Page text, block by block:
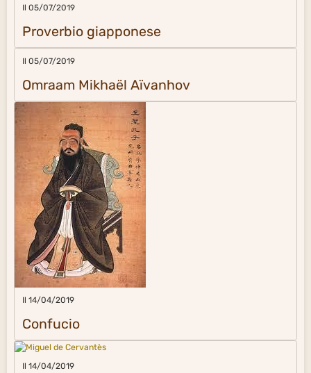
Il 05/07/2019
Proverbio giapponese
Il 05/07/2019
Omraam Mikhaël Aïvanhov
Il 14/04/2019
Confucio
Il 14/04/2019